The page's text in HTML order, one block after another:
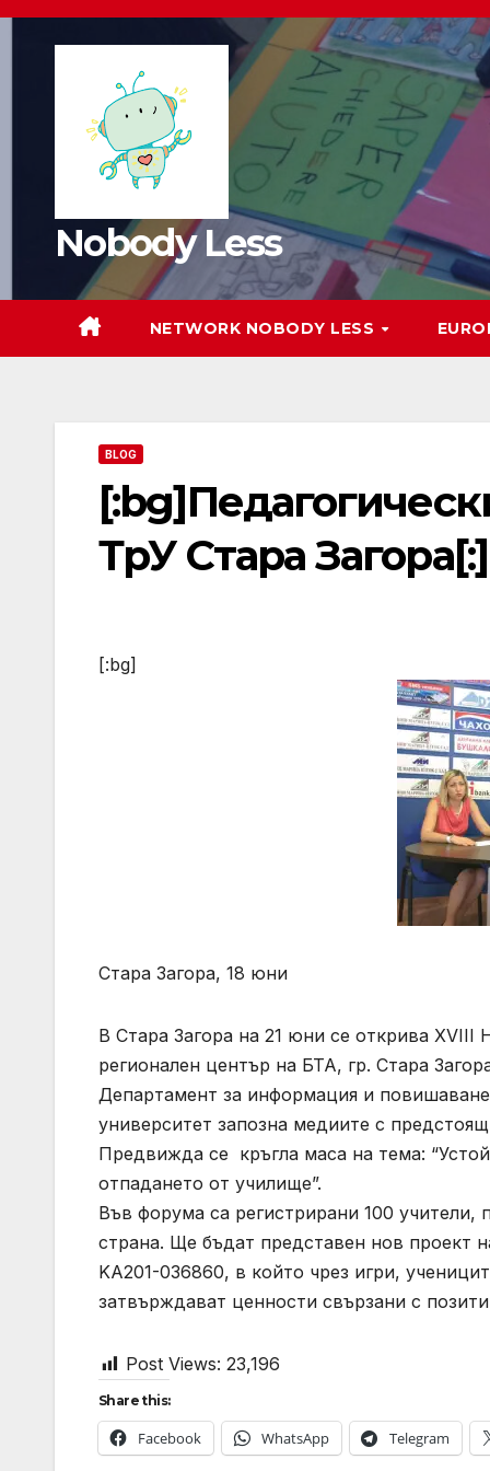
Nobody Less
NETWORK NOBODY LESS
BLOG
ТрУ Стара Загора[:]
[:bg]
Стара Загора, 18 юни
В Стара Загора на 21 юни се открива
регионален център на БТА, гр. Стара
Департамент за информация и
университет запозна медиите с
Предвижда се кръгла маса на тема:
отпадането от училище”.
Във форума са регистрирани 100 учители,
страна. Ще бъдат представен нов проект
KA201-036860, в който чрез игри,
затвърждават ценности свързани с
Post Views: 23,196
Share this:
Facebook WhatsApp Telegram